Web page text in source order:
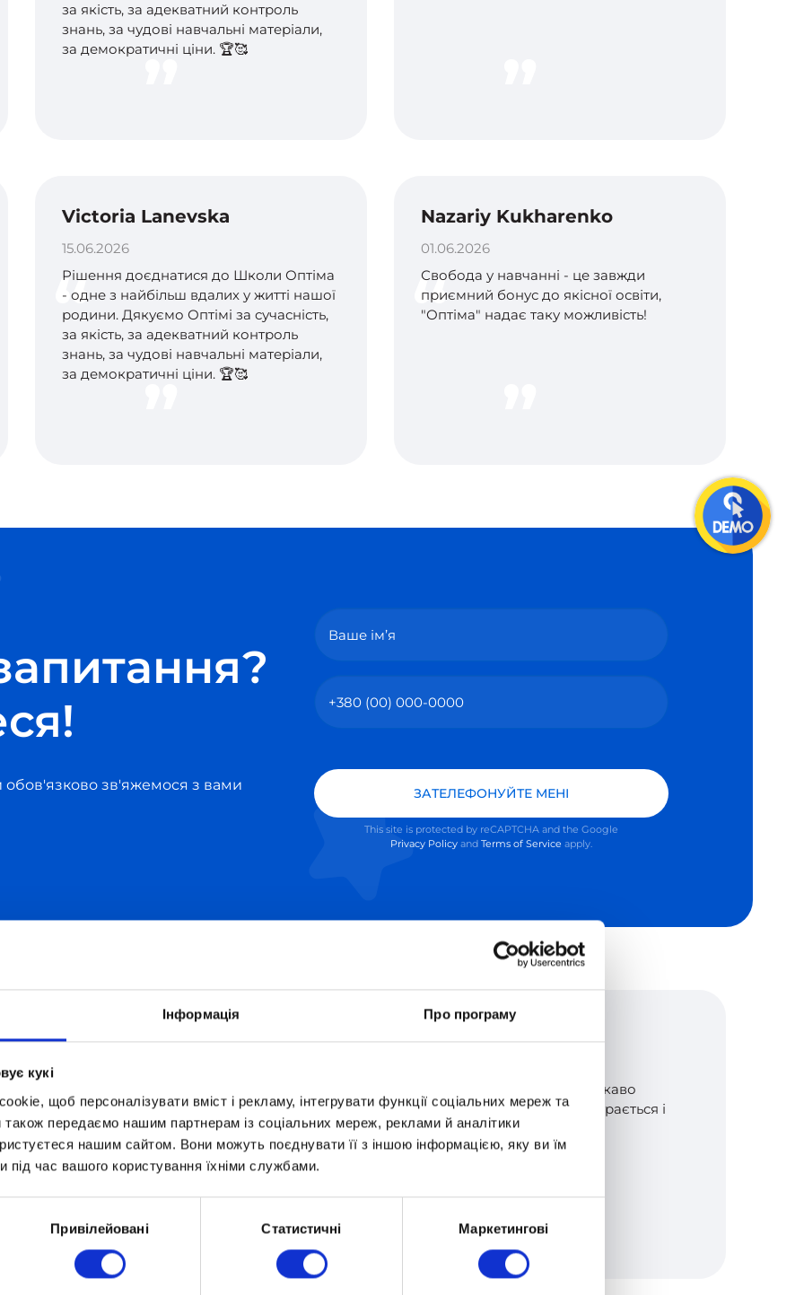
Інформація Про програму
кукі
щоб персоналізувати вміст і рекламу, інтегрувати функції соціальних мереж та
передаємо нашим партнерам із соціальних мереж, реклами й аналітики
нашим сайтом. Вони можуть поєднувати її з іншою інформацією, яку ви їм
під час вашого користування їхніми службами.
Привілейовані Статистичні Маркетингові
за якість, за адекватний контроль
знань, за чудові навчальні матеріали,
за демократичні ціни. 🏆🥰
Victoria Lanevska
15.06.2026
Рішення доєднатися до Школи Оптіма
- одне з найбільш вдалих у житті нашої
родини. Дякуємо Оптімі за сучасність,
за якість, за адекватний контроль
знань, за чудові навчальні матеріали,
за демократичні ціни. 🏆🥰
Nazariy Kukharenko
01.06.2026
Свобода у навчанні - це завжди
приємний бонус до якісної освіти,
"Оптіма" надає таку можливість!
обов'язково зв'яжемося з вами
ЗАТЕЛЕФОНУЙТЕ МЕНІ
This site is protected by reCAPTCHA and the Google
Privacy Policy andTerms of Service apply.
найкраща школа для дітей і їх батьків!
Дякую, що ви є!
Мені дуже подобається.Цікаво
подаються уроки,дитина грається і
вчиться одночасно.